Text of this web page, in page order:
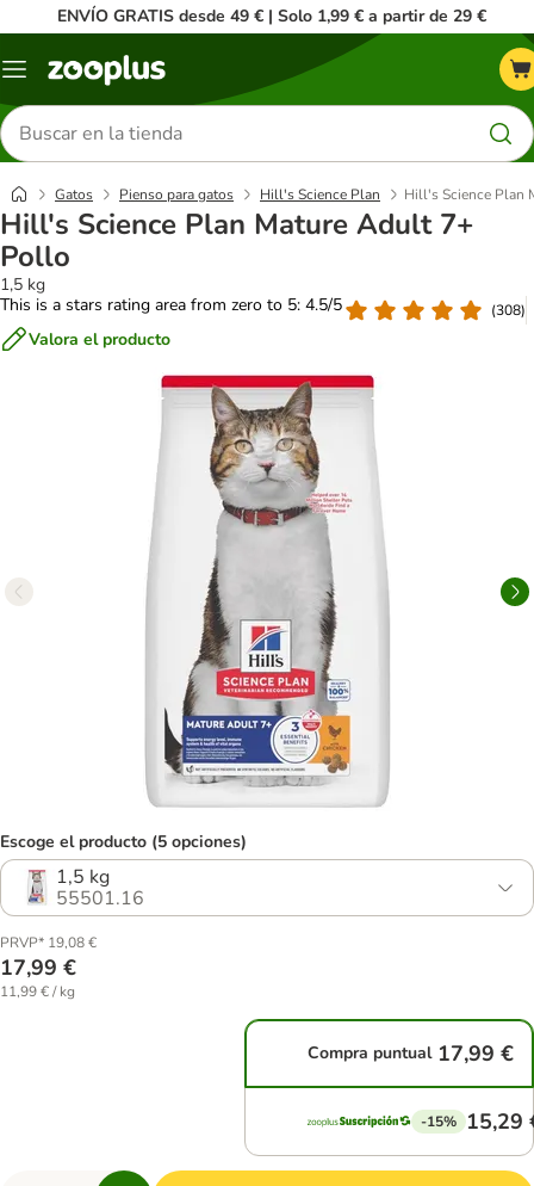
ENVÍO GRATIS desde 49 € | Solo 1,99 € a partir de 29 €
Menú
Buscar
productos
Gatos Pienso para gatos Hill's Science Plan Hill's Science Plan
Hill's Science Plan Mature Adult 7+
Pollo
1,5 kg
This is a stars rating area from zero to 5: 4.5/5
(308)
Valora el producto
Escoge el producto (5 opciones)
1,5 kg
55501.16
PRVP* 19,08 €
17,99 €
11,99 € / kg
Compra puntual 17,99 €
-15% 15,29